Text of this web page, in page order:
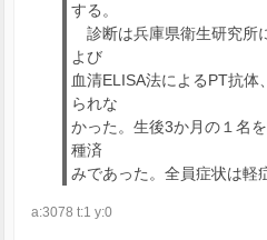
する。
診断は兵庫県衛生研究所
よび
血清ELISA法によるPT抗
られな
かった。生後3か月の１名
種済
みであった。全員症状は軽
a:3078 t:1 y:0